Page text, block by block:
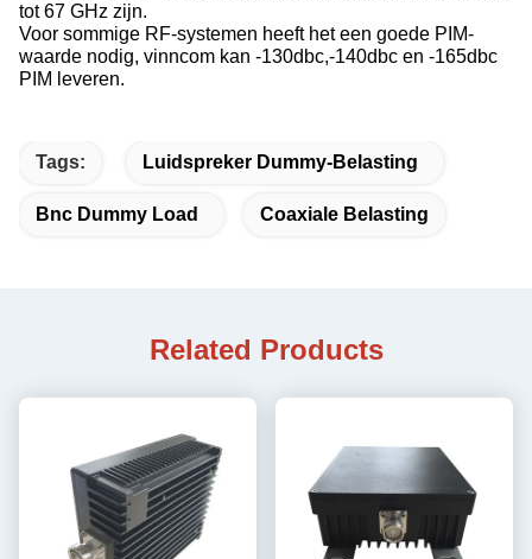
tot 67 GHz zijn.
Voor sommige RF-systemen heeft het een goede PIM-
waarde nodig, vinncom kan -130dbc,-140dbc en -165dbc
PIM leveren.
Tags: Luidspreker Dummy-Belasting
Bnc Dummy Load Coaxiale Belasting
Related Products